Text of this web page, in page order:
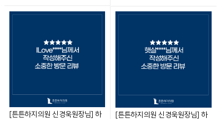
[튼튼하지의원 신경욱원장님] 하
[튼튼하지의원 신경욱원장님] 하